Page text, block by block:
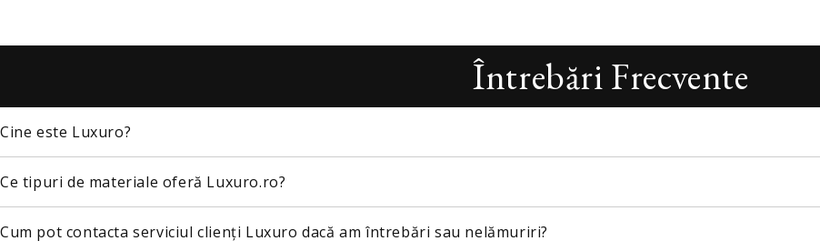
Întrebări Frecvente
Cine este Luxuro?
Ce tipuri de materiale oferă Luxuro.ro?
Cum pot contacta serviciul clienți Luxuro dacă am întrebări sau nelămuriri?